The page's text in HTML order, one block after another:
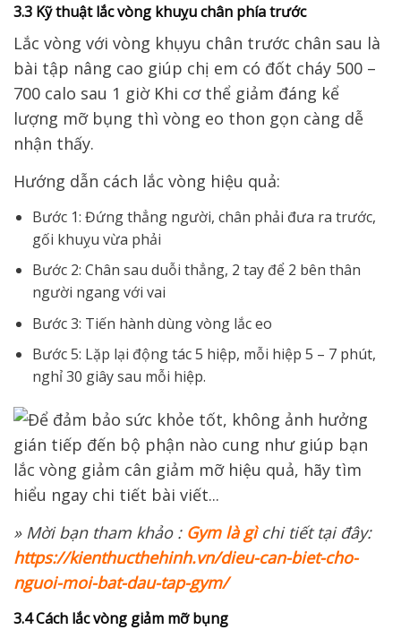
3.3 Kỹ thuật lắc vòng khuỵu chân phía trước
Lắc vòng với vòng khụyu chân trước chân sau là
bài tập nâng cao giúp chị em có đốt cháy 500 –
700 calo sau 1 giờ Khi cơ thể giảm đáng kể
lượng mỡ bụng thì vòng eo thon gọn càng dễ
nhận thấy.
Hướng dẫn cách lắc vòng hiệu quả:
Bước 1: Đứng thẳng người, chân phải đưa ra trước,
gối khuỵu vừa phải
Bước 2: Chân sau duỗi thẳng, 2 tay để 2 bên thân
người ngang với vai
Bước 3: Tiến hành dùng vòng lắc eo
Bước 5: Lặp lại động tác 5 hiệp, mỗi hiệp 5 – 7 phút,
nghỉ 30 giây sau mỗi hiệp.
» Mời bạn tham khảo : Gym là gì chi tiết tại đây:
https://kienthucthehinh.vn/dieu-can-biet-cho-
nguoi-moi-bat-dau-tap-gym/
3.4 Cách lắc vòng giảm mỡ bụng